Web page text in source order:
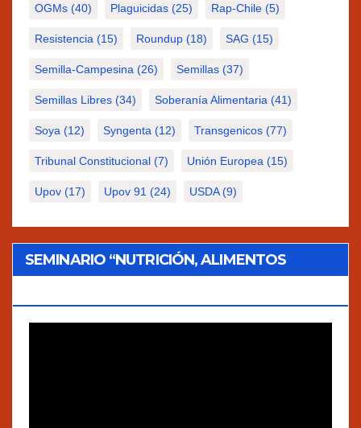
OGMs (40) Plaguicidas (25) Rap-Chile (5)
Resistencia (15) Roundup (18) SAG (15)
Semilla-Campesina (26) Semillas (37)
Semillas Libres (34) Soberanía Alimentaria (41)
Soya (12) Syngenta (12) Transgenicos (77)
Tribunal Constitucional (7) Unión Europea (15)
Upov (17) Upov 91 (24) USDA(9)
SEMINARIO “NUTRICIÓN, ALIMENTOS